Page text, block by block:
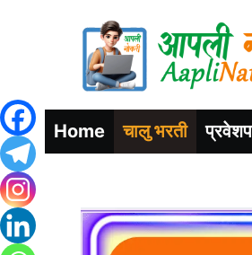
Home चालु भरती